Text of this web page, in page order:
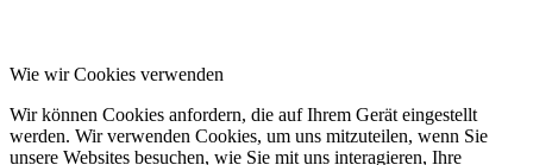
Wie wir Cookies verwenden
Wir können Cookies anfordern, die auf Ihrem Gerät eingestellt
werden. Wir verwenden Cookies, um uns mitzuteilen, wenn Sie
unsere Websites besuchen, wie Sie mit uns interagieren, Ihre